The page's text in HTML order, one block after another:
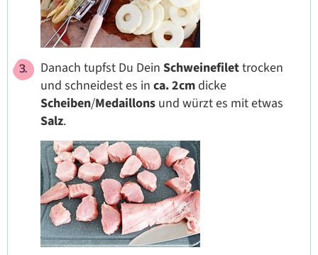
Danach tupfst Du Dein Schweinefilettrocken
und schneidest es in ca. 2cmdicke
Scheiben/Medaillons und würzt es mit etwas
Salz.